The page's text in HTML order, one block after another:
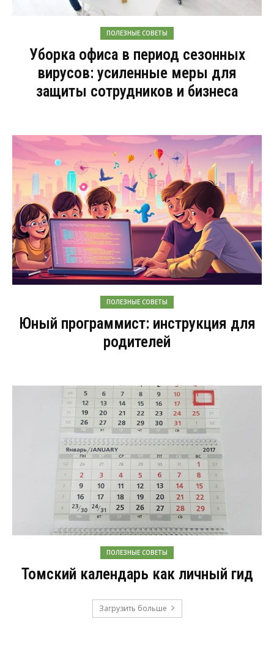
ПОЛЕЗНЫЕ СОВЕТЫ
Уборка офиса в период сезонных
вирусов: усиленные меры для
защиты сотрудников и бизнеса
ПОЛЕЗНЫЕ СОВЕТЫ
Юный программист: инструкция для
родителей
ПОЛЕЗНЫЕ СОВЕТЫ
Томский календарь как личный гид
Загрузить больше